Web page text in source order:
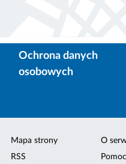
Ochrona danych
osobowych
Mapa strony
RSS
O
Pomoc